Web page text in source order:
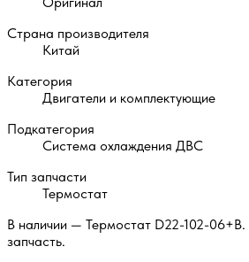
Страна производителя
Китай
Категория
Двигатели и комплектующие
Подкатегория
Система охлаждения ДВС
Тип запчасти
Термостат
В наличии — Термостат D22-102-
запчасть.